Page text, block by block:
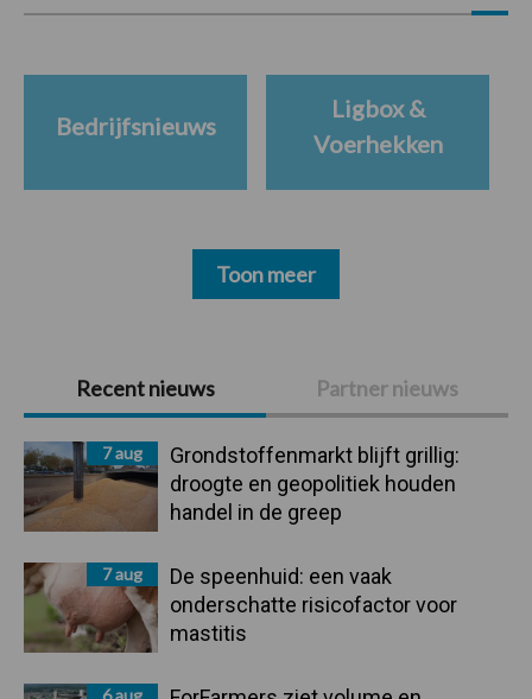
Primaire
Sidebar
Recent nieuws Partner nieuws
7 aug
Grondstoffenmarkt blijft grillig:
droogte en geopolitiek houden
handel in de greep
7 aug
De speenhuid: een vaak
onderschatte risicofactor voor
mastitis
Bedrijfsnieuws
Ligbox &
Voerhekken
Toon meer